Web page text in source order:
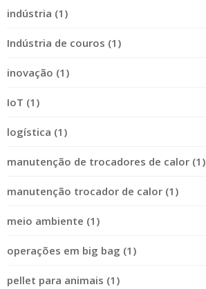
indústria (1)
Indústria de couros (1)
inovação (1)
IoT (1)
logística (1)
manutenção de trocadores de calor (1)
manutenção trocador de calor (1)
meio ambiente (1)
operações em big bag (1)
pellet para animais (1)